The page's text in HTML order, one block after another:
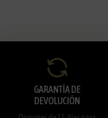
GARANTÍA DE
DEVOLUCIÓN